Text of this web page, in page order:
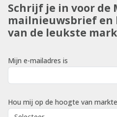
Schrijf je in voor de
mailnieuwsbrief en
van de leukste
Mijn e-mailadres is
Hou mij op de hoogte van